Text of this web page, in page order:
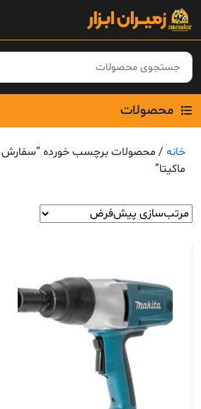
Skip
content
محصولات
خانه / محصولات برچسب خورده “سفارش
ماکیتا”